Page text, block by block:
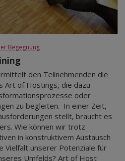
Begegnung
den Teilnehmenden die
Art of Hostings, die dazu
oder
zu begleiten. In einer Zeit,
stellt, braucht es
Wie können wir trotz
in konstruktivem Austausch
Vielfalt unserer Potenziale für
Umfelds? Art of Host